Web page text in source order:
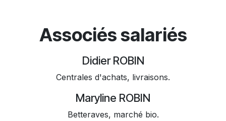
Associés salariés
Didier ROBIN
Centrales d'achats, livraisons.
Maryline ROBIN
Betteraves, marché bio.